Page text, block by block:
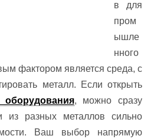
в для
пром
ышле
нного
фактором является среда, с
металл. Если открыть
оборудования, можно сразу
из разных металлов сильно
Ваш выбор напрямую